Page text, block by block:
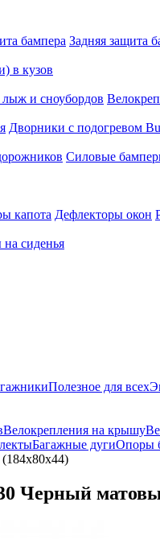
бампера Задняя защита
в кузов
и сноубордов
Дворники с подогревом
Силовые
капота Дефлекторы окон
сиденья
Полезное для всех
Велокрепления на крышу
Багажные дугиОпоры
Черный